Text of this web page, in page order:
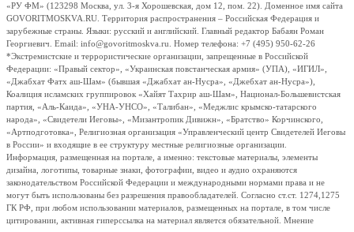
«РУ ФМ» (123298 Москва, ул. 3-я Хорошевская, дом 12, пом. 22). Доменное имя сайта
GOVORITMOSKVA.RU. Территория распространения – Российская Федерация и
зарубежные страны. Языки: русский и английский. Главный редактор Бабаян Роман
Георгиевич. Email: info@govoritmoskva.ru. Номер телефона: +7 (495) 950-62-26
*Экстремистские и террористические организации, запрещенные в Российской
Федерации: «Правый сектор», «Украинская повстанческая армия» (УПА), «ИГИЛ»,
«Джабхат Фатх аш-Шам» (бывшая «Джабхат ан-Нусра», «Джебхат ан-Нусра»),
Коалиция исламских группировок «Хайят Тахрир аш-Шам», Национал-Большевистская
партия, «Аль-Каида», «УНА-УНСО», «Талибан», «Меджлис крымско-татарского
народа», «Свидетели Иеговы», «Мизантропик Дивижн», «Братство» Корчинского,
«Артподготовка», Религиозная организация «Управленческий центр Свидетелей Иеговы
в России» и входящие в ее структуру местные религиозные организации.
Информация, размещенная на портале, а именно: текстовые материалы, элементы
дизайна, логотипы, товарные знаки, фотографии, видео и аудио охраняются
законодательством Российской Федерации и международными нормами права и не
могут быть использованы без разрешения правообладателей. Согласно ст.ст. 1274,1275
ГК РФ, при любом использовании материалов, размещенных на портале, в том числе
цитировании, активная гиперссылка на материал является обязательной. Мнение